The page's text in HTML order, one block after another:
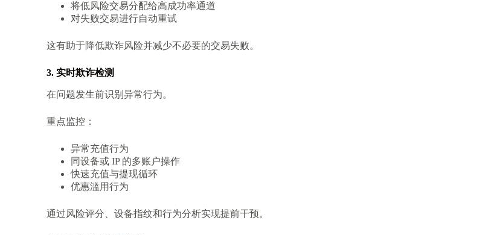
将低风险交易分配给高成功率通道
对失败交易进行自动重试
这有助于降低欺诈风险并减少不必要的交易失败。
3. 实时欺诈检测
在问题发生前识别异常行为。
重点监控：
异常充值行为
同设备或 IP 的多账户操作
快速充值与提现循环
优惠滥用行为
通过风险评分、设备指纹和行为分析实现提前干预。